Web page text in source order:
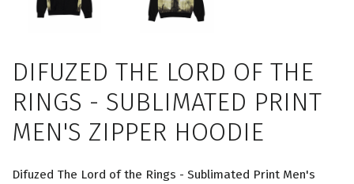
DIFUZED THE LORD OF THE
RINGS - SUBLIMATED PRINT
MEN'S ZIPPER HOODIE
Difuzed The Lord of the Rings - Sublimated Print Men's